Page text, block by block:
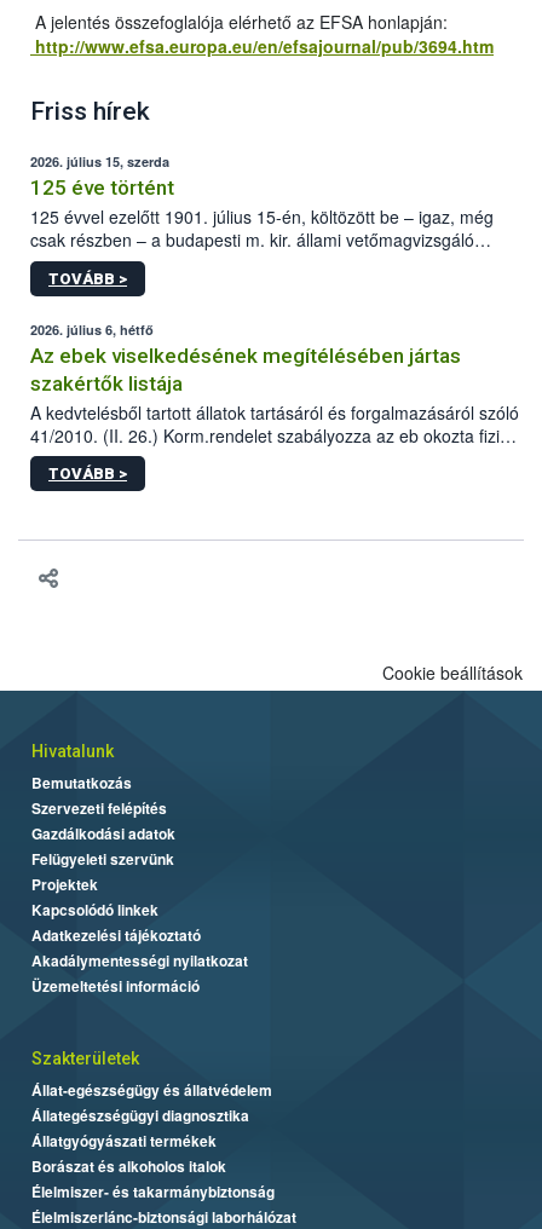
A jelentés összefoglalója elérhető az EFSA honlapján:
http://www.efsa.europa.eu/en/efsajournal/pub/3694.htm
Friss hírek
2026. július 15, szerda
125 éve történt
125 évvel ezelőtt 1901. július 15-én, költözött be – igaz, még
csak részben – a budapesti m. kir. állami vetőmagvizsgáló
állomás a Kis Rókus utca 15. szám alatti, Czigler Győző által
tervezett új épületébe.
TOVÁBB >
2026. július 6, hétfő
Az ebek viselkedésének megítélésében jártas
szakértők listája
A kedvtelésből tartott állatok tartásáról és forgalmazásáról szóló
41/2010. (II. 26.) Korm.rendelet szabályozza az eb okozta fizikai
sérülés, illetve ennek veszélye keletkezésekor felmerülő
hatósági feladatokat, valamint a veszélyes eb tartását és annak
TOVÁBB >
Cookie beállítások
Hivatalunk
Bemutatkozás
Szervezeti felépítés
Gazdálkodási adatok
Felügyeleti szervünk
Projektek
Kapcsolódó linkek
Adatkezelési tájékoztató
Akadálymentességi nyilatkozat
Üzemeltetési információ
Szakterületek
Állat-egészségügy és állatvédelem
Állategészségügyi diagnosztika
Állatgyógyászati termékek
Borászat és alkoholos italok
Élelmiszer- és takarmánybiztonság
Élelmiszerlánc-biztonsági laborhálózat